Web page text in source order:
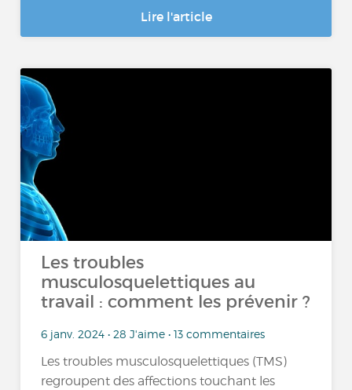
Lire l'article
Les troubles
musculosquelettiques au
travail : comment les prévenir ?
6 janv. 2024 • 28 J'aime • 13 commentaires
Les troubles musculosquelettiques (TMS)
regroupent des affections touchant les